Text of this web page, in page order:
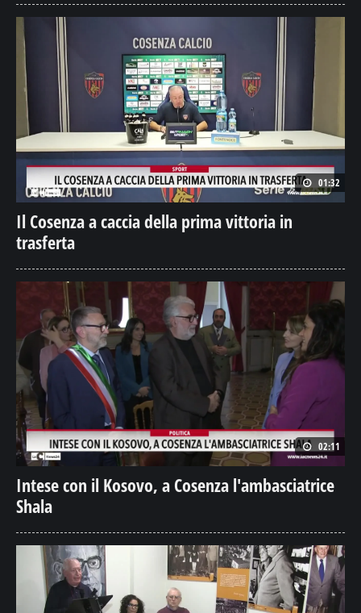
01:32
Il Cosenza a caccia della prima vittoria in
trasferta
02:11
Intese con il Kosovo, a Cosenza l'ambasciatrice
Shala